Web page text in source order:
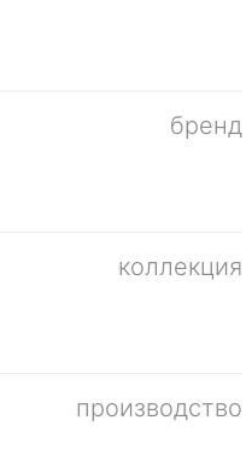
бренд
коллекция
производство